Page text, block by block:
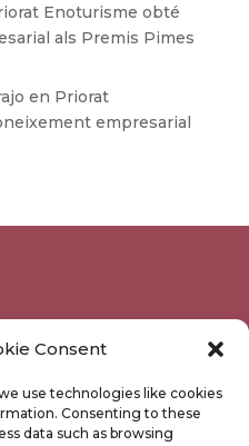
Consent
use technologies like cookies
Consenting to these
data such as browsing
Enoturisme obté
als Premis Pimes
en Priorat
empresarial